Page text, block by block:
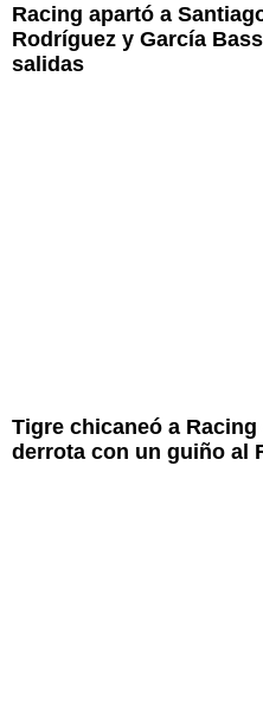
Racing apartó a
Rodríguez y García
salidas
Tigre chicaneó a
derrota con un guiño al